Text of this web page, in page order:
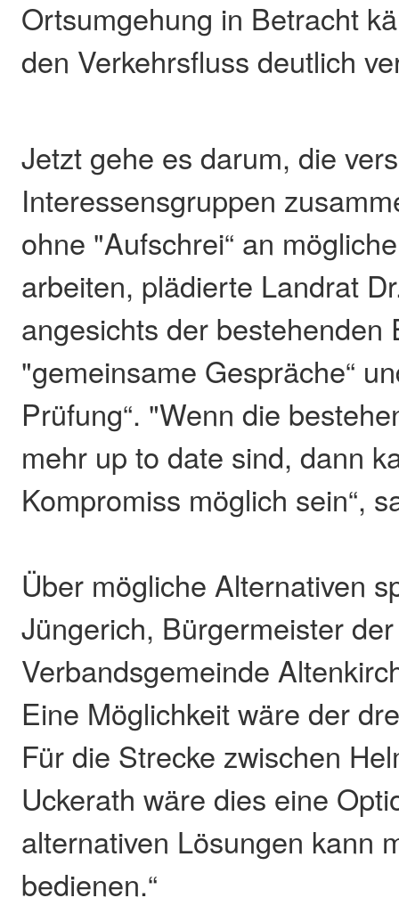
Ortsumgehung in Betracht
den Verkehrsfluss deutlich
Jetzt gehe es darum, die
Interessensgruppen
ohne "Aufschrei“ an
arbeiten, plädierte Landrat
angesichts der bestehenden
"gemeinsame Gespräche“
Prüfung“. "Wenn die
mehr up to date sind, dann
Kompromiss möglich sein“,
Über mögliche Alternativen
Jüngerich, Bürgermeister der
Verbandsgemeinde
Eine Möglichkeit wäre der
Für die Strecke zwischen
Uckerath wäre dies eine
alternativen Lösungen kann
bedienen.“